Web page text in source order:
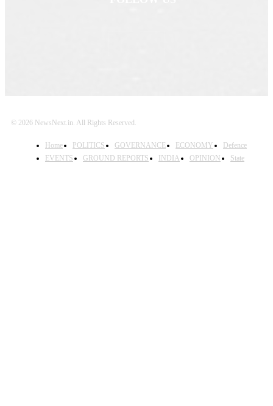
© 2026 NewsNext.in. All Rights Reserved.
Home POLITICS GOVERNANCE ECONOMY
Defence
EVENTS
GROUND REPORTS INDIA OPINION State